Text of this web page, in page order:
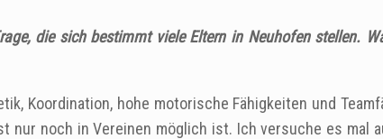
die sich bestimmt viele Eltern in Neuhofen stellen.
Koordination, hohe motorische Fähigkeiten und
nur noch in Vereinen möglich ist. Ich versuche es mal